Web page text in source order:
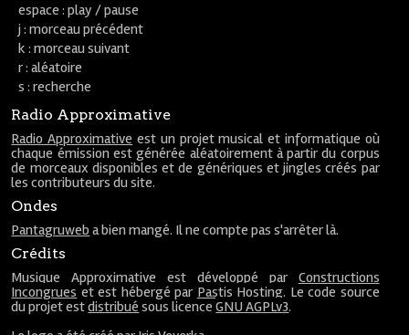
espace : play / pause
j : morceau précédent
k : morceau suivant
r : aléatoire
s : recherche
Radio Approximative
Radio Approximative est un projet musical et informatique où
chaque émission est générée aléatoirement à partir du corpus
de morceaux disponibles et de génériques et jingles créés par
les contributeurs du site.
Ondes
Pantagruweb a bien mangé. Il ne compte pas s'arrêter là.
Crédits
Musique Approximative est développé par Constructions
Incongrues et est hébergé par Pastis Hosting. Le code source
du projet estdistribué sous licenceGNU AGPLv3.